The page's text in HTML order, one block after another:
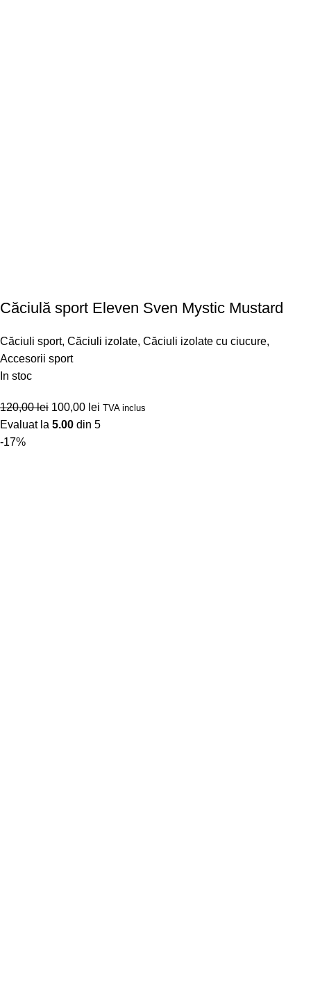
Căciulă sport Eleven Sven Mystic Mustard
Căciuli sport, Căciuli izolate, Căciuli izolate cu ciucure,
Accesorii sport
In stoc
120,00lei 100,00 lei TVA inclus
Evaluat la 5.00 din 5
-17%